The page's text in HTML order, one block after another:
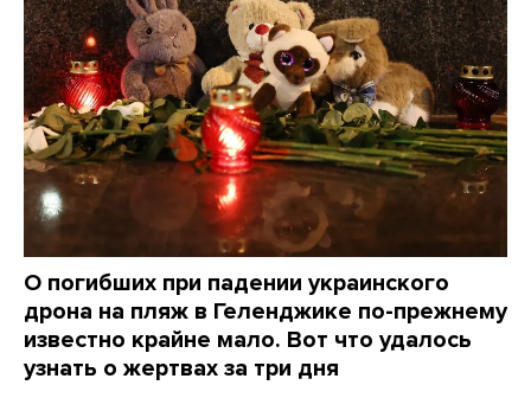
О погибших при падении украинского
дрона на пляж в Геленджике по-прежнему
известно крайне мало. Вот что удалось
узнать о жертвах за три дня